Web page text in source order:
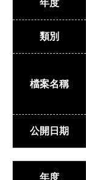
年度
類別
檔案名稱
公開日期
年度